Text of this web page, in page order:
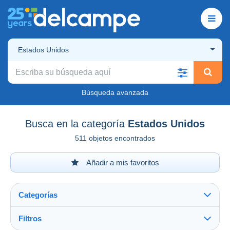
Estados Unidos
Búsqueda avanzada
Busca en la categoría Estados Unidos
511 objetos encontrados
Añadir a mis favoritos
Categorías
Filtros